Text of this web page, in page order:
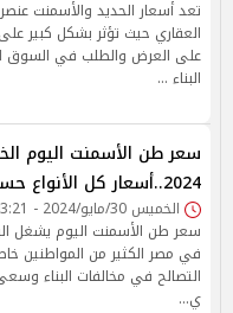
تعد أسعار الحديد والأسمنت
العقاري حيث تؤثر بشكل كبير
على العرض والطلب في السوق
البناء …
2024..أسعار كل الأنواع حسب ميزانيتك
الخميس 30/مايو/2024 - 03:21 م
سعر طن الأسمنت اليوم يشغل
في مصر الكثير من المواطنين
التصالح في مخالفات البناء
ي…